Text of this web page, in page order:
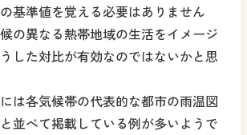
基準値を覚える必要はありません
の異なる熱帯地域の生活をイメージ
した対比が有効なのではないかと思
は各気候帯の代表的な都市の雨温図
並べて掲載している例が多いようで